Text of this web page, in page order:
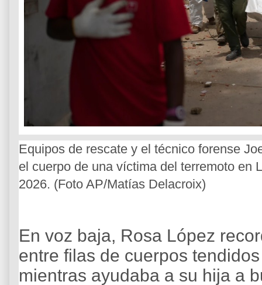
Equipos de rescate y el técnico forense
el cuerpo de una víctima del terremoto en
2026. (Foto AP/Matías Delacroix)
En voz baja, Rosa López
entre filas de cuerpos
mientras ayudaba a su hija a